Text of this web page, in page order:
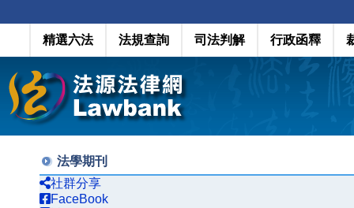
精選六法 法規查詢 司法判解 行政函釋
法學期刊
社群分享
FaceBook